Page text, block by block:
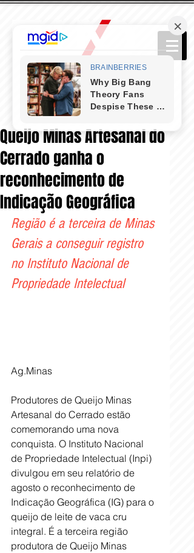
Queijo Minas Artesanal do
Cerrado ganha o
reconhecimento de
Indicação Geográfica
Região é a terceira de Minas
Gerais a conseguir registro
no Instituto Nacional de
Propriedade Intelectual
Ag.Minas
Produtores de Queijo Minas
Artesanal do Cerrado estão
comemorando uma nova
conquista. O Instituto Nacional
de Propriedade Intelectual (Inpi)
divulgou em seu relatório de
agosto o reconhecimento de
Indicação Geográfica (IG) para o
queijo de leite de vaca cru
integral. É a terceira região
produtora de Queijo Minas